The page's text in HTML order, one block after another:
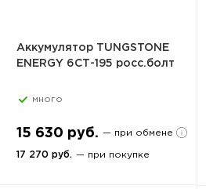
Аккумулятор TUNGSTONE
ENERGY 6СТ-195 росс.болт
много
15 630 руб. — при обмене
17 270 руб. — при покупке